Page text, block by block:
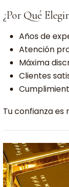
¿Por Qué
Años de
Atención
Máxima
Clientes
Tu confianza